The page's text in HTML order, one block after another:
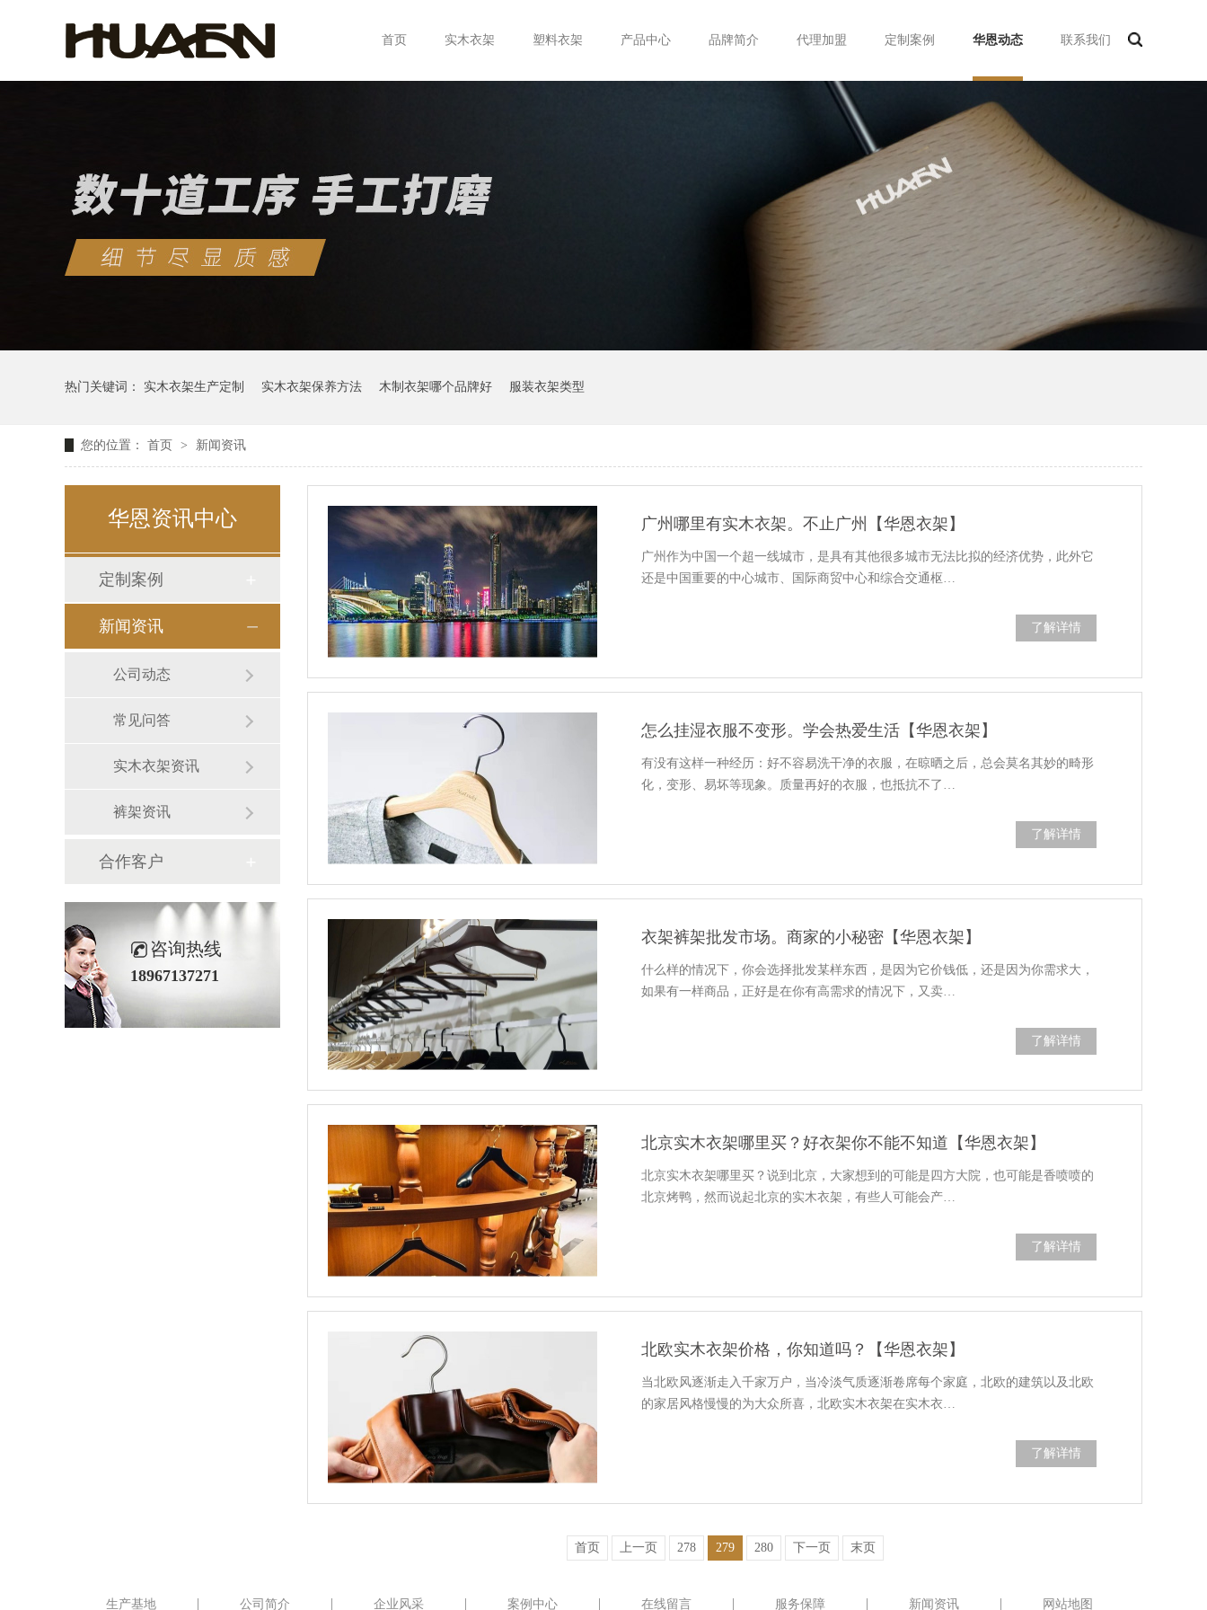
首页 实木衣架 塑料衣架 产品中心 品牌简介 代理加盟 定制案例 华恩动态 联系我们
热门关键词： 实木衣架生产定制 实木衣架保养方法 木制衣架哪个品牌好 服装衣架类型
您的位置： 首页 > 新闻资讯
华恩资讯中心
定制案例
新闻资讯
公司动态
常见问答
实木衣架资讯
裤架资讯
合作客户
咨询热线
18967137271
广州哪里有实木衣架。不止广州【华恩衣架】
广州作为中国一个超一线城市，是具有其他很多城市无法比拟的经济优势，此外它
还是中国重要的中心城市、国际商贸中心和综合交通枢…
了解详情
怎么挂湿衣服不变形。学会热爱生活【华恩衣架】
有没有这样一种经历：好不容易洗干净的衣服，在晾晒之后，总会莫名其妙的畸形
化，变形、易坏等现象。质量再好的衣服，也抵抗不了…
了解详情
衣架裤架批发市场。商家的小秘密【华恩衣架】
什么样的情况下，你会选择批发某样东西，是因为它价钱低，还是因为你需求大，
如果有一样商品，正好是在你有高需求的情况下，又卖…
了解详情
北京实木衣架哪里买？好衣架你不能不知道【华恩衣架】
北京实木衣架哪里买？说到北京，大家想到的可能是四方大院，也可能是香喷喷的
北京烤鸭，然而说起北京的实木衣架，有些人可能会产…
了解详情
北欧实木衣架价格，你知道吗？【华恩衣架】
当北欧风逐渐走入千家万户，当冷淡气质逐渐卷席每个家庭，北欧的建筑以及北欧
的家居风格慢慢的为大众所喜，北欧实木衣架在实木衣…
了解详情
首页 上一页 278 279 280 下一页 末页
生产基地 公司简介 企业风采 案例中心 在线留言 服务保障 新闻资讯 网站地图